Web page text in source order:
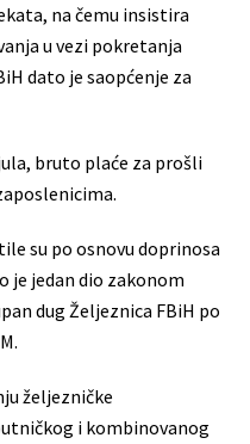
na čemu insistira
u vezi pokretanja
dato je saopćenje za
bruto plaće za prošli
su po osnovu doprinosa
je jedan dio zakonom
dug Željeznica FBiH po
željezničke
i kombinovanog